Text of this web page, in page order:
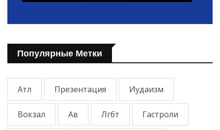
Популярные Метки
Атл Презентация Иудаизм
Вокзал Ав Лгбт Гастроли